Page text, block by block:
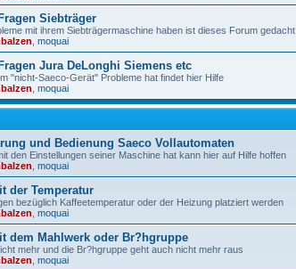
Siebträger
mit ihrem Siebträgermaschine haben ist dieses Forum gedacht
moquai
Jura DeLonghi Siemens etc
"nicht-Saeco-Gerät" Probleme hat findet hier Hilfe
moquai
und Bedienung Saeco Vollautomaten
den Einstellungen seiner Maschine hat kann hier auf Hilfe hoffen
moquai
der Temperatur
bezüglich Kaffeetemperatur oder der Heizung platziert werden
moquai
dem Mahlwerk oder Br?hgruppe
mehr und die Br?hgruppe geht auch nicht mehr raus
moquai